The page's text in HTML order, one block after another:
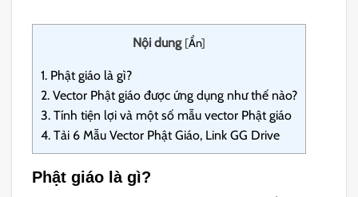
Nội dung [Ẩn]
1. Phật giáo là gì?
2. Vector Phật giáo được ứng dụng như thế nào?
3. Tính tiện lợi và một số mẫu vector Phật giáo
4. Tải 6 Mẫu Vector Phật Giáo, Link GG Drive
Phật giáo là gì?